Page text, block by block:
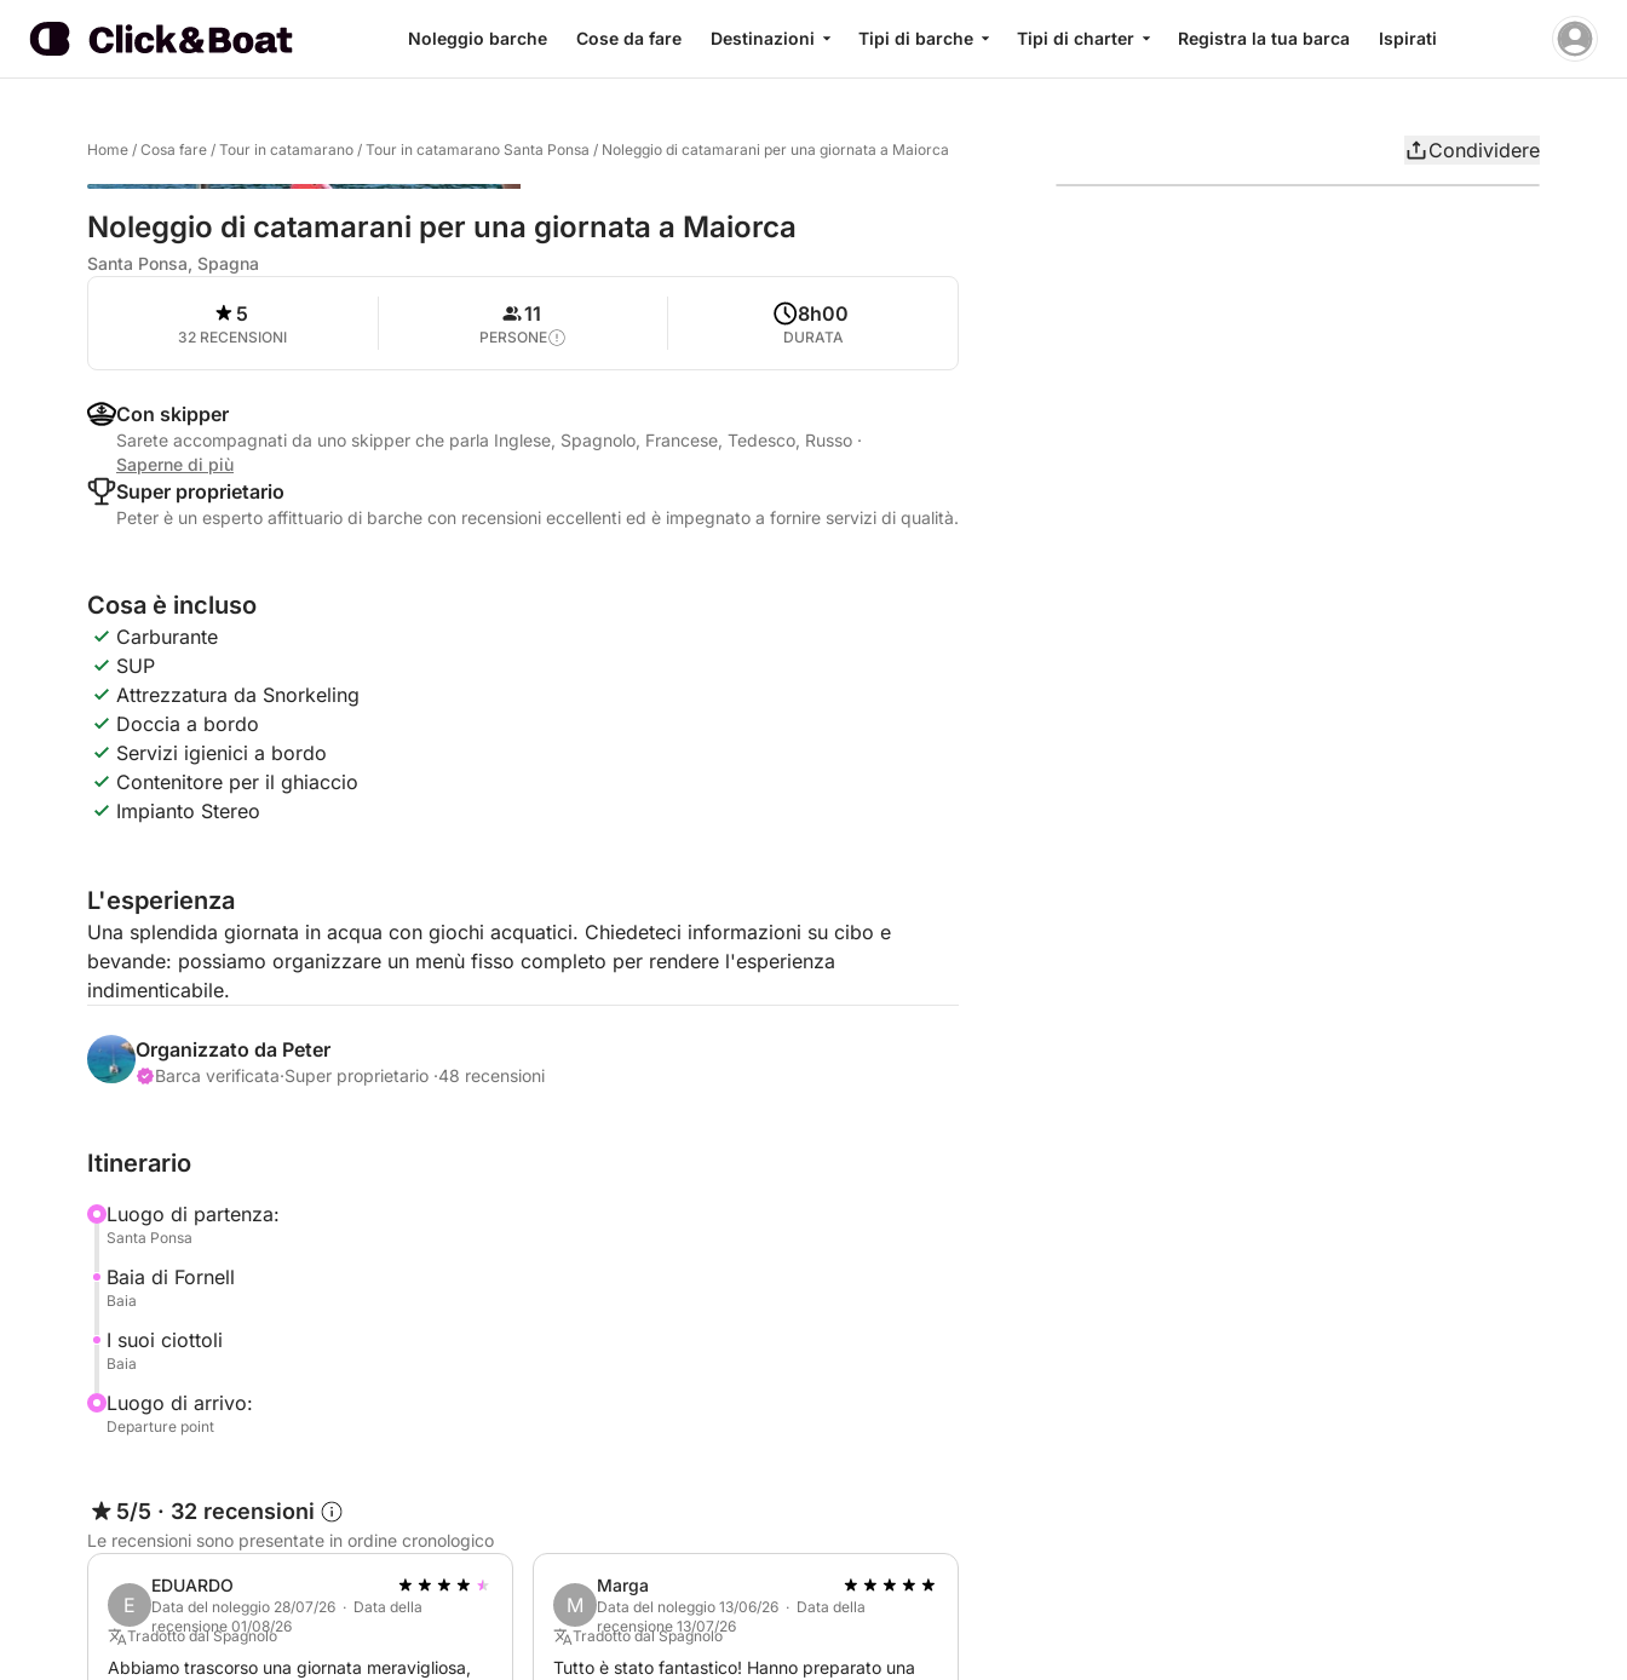
Noleggio barche Cose da fare Destinazioni Tipi di barche Tipi di charter Registra la tua barca Ispirati
Home / Cosa fare / Tour in catamarano / Tour in catamarano Santa Ponsa / Noleggio di catamarani per una giornata a Maiorca Condividere
Noleggio di catamarani per una giornata a Maiorca
Santa Ponsa, Spagna
5
32 RECENSIONI
11
PERSONE
8h00
DURATA
Con skipper
Sarete accompagnati da uno skipper che parla Inglese, Spagnolo, Francese, Tedesco, Russo ·
Saperne di più
Super proprietario
Peter è un esperto affittuario di barche con recensioni eccellenti ed è impegnato a fornire servizi di qualità.
Cosa è incluso
Carburante
SUP
Attrezzatura da Snorkeling
Doccia a bordo
Servizi igienici a bordo
Contenitore per il ghiaccio
Impianto Stereo
L'esperienza
Una splendida giornata in acqua con giochi acquatici. Chiedeteci informazioni su cibo e
bevande: possiamo organizzare un menù fisso completo per rendere l'esperienza
indimenticabile.
Organizzato da Peter
Barca verificata·Super proprietario ·48 recensioni
Itinerario
Luogo di partenza:
Santa Ponsa
Baia di Fornell
Baia
I suoi ciottoli
Baia
Luogo di arrivo:
Departure point
5/5 · 32 recensioni
Le recensioni sono presentate in ordine cronologico
E
EDUARDO
Data del noleggio 28/07/26 · Data della
recensione 01/08/26
Tradotto dal Spagnolo
Abbiamo trascorso una giornata meravigliosa,
M
Marga
Data del noleggio 13/06/26 · Data della
recensione 13/07/26
Tradotto dal Spagnolo
Tutto è stato fantastico! Hanno preparato una